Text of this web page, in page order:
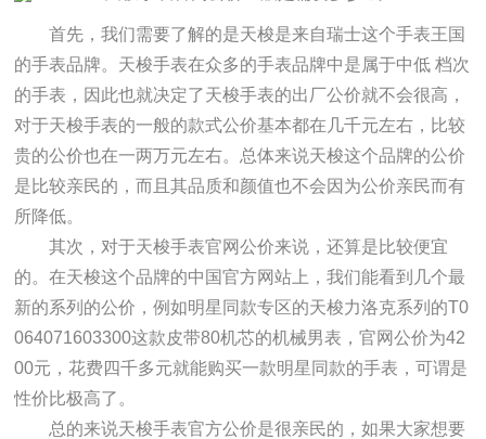
首先，我们需要了解的是天梭是来自瑞士这个手表王国
的手表品牌。天梭手表在众多的手表品牌中是属于中低 档次
的手表，因此也就决定了天梭手表的出厂公价就不会很高，
对于天梭手表的一般的款式公价基本都在几千元左右，比较
贵的公价也在一两万元左右。总体来说天梭这个品牌的公价
是比较亲民的，而且其品质和颜值也不会因为公价亲民而有
所降低。
其次，对于天梭手表官网公价来说，还算是比较便宜
的。在天梭这个品牌的中国官方网站上，我们能看到几个最
新的系列的公价，例如明星同款专区的天梭力洛克系列的T0
064071603300这款皮带80机芯的机械男表，官网公价为42
00元，花费四千多元就能购买一款明星同款的手表，可谓是
性价比极高了。
总的来说天梭手表官方公价是很亲民的，如果大家想要